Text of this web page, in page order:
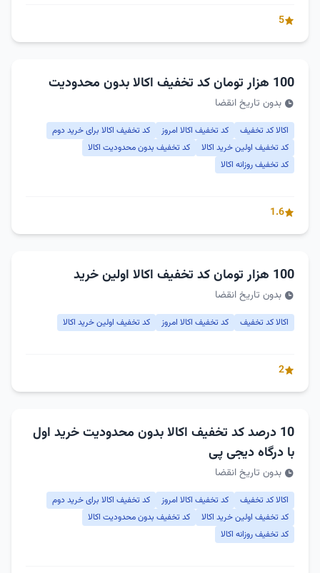
5
100 هزار تومان کد تخفیف اکالا بدون محدودیت
بدون تاریخ انقضا
اکالا کد تخفیف کد تخفیف اکالا امروز
کد تخفیف اکالا برای خرید دوم
کد تخفیف اولین خرید اکالا
کد تخفیف بدون محدودیت اکالا
کد تخفیف روزانه اکالا
1.6
100 هزار تومان کد تخفیف اکالا اولین خرید
بدون تاریخ انقضا
اکالا کد تخفیف کد تخفیف اکالا امروز کد تخفیف اولین خرید اکالا
2
10 درصد کد تخفیف اکالا بدون محدودیت خرید اول
با درگاه دیجی پی
بدون تاریخ انقضا
اکالا کد تخفیف کد تخفیف اکالا امروز
کد تخفیف اکالا برای خرید دوم
کد تخفیف اولین خرید اکالا
کد تخفیف بدون محدودیت اکالا
کد تخفیف روزانه اکالا